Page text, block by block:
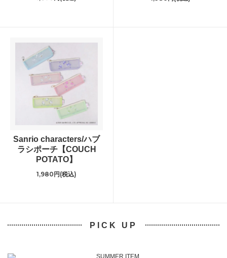
Sanrio characters/ハブ
ラシポーチ【COUCH
POTATO】
1,980円(税込)
PICK UP